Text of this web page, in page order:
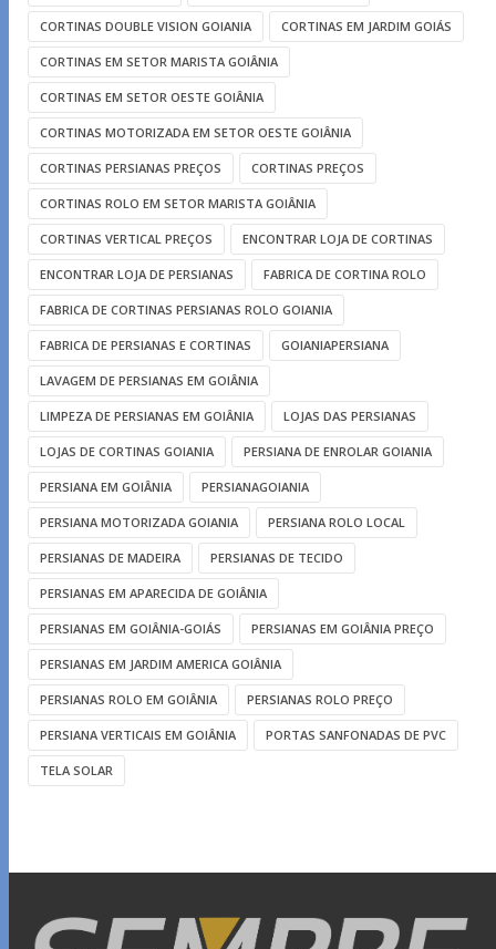
CORTINAS DOUBLE VISION GOIANIA CORTINAS EM JARDIM GOIÁS
CORTINAS EM SETOR MARISTA GOIÂNIA
CORTINAS EM SETOR OESTE GOIÂNIA
CORTINAS MOTORIZADA EM SETOR OESTE GOIÂNIA
CORTINAS PERSIANAS PREÇOS CORTINAS PREÇOS
CORTINAS ROLO EM SETOR MARISTA GOIÂNIA
CORTINAS VERTICAL PREÇOS ENCONTRAR LOJA DE CORTINAS
ENCONTRAR LOJA DE PERSIANAS FABRICA DE CORTINA ROLO
FABRICA DE CORTINAS PERSIANAS ROLO GOIANIA
FABRICA DE PERSIANAS E CORTINAS GOIANIAPERSIANA
LAVAGEM DE PERSIANAS EM GOIÂNIA
LIMPEZA DE PERSIANAS EM GOIÂNIA LOJAS DAS PERSIANAS
LOJAS DE CORTINAS GOIANIA PERSIANA DE ENROLAR GOIANIA
PERSIANA EM GOIÂNIA PERSIANAGOIANIA
PERSIANA MOTORIZADA GOIANIA PERSIANA ROLO LOCAL
PERSIANAS DE MADEIRA PERSIANAS DE TECIDO
PERSIANAS EM APARECIDA DE GOIÂNIA
PERSIANAS EM GOIÂNIA-GOIÁS PERSIANAS EM GOIÂNIA PREÇO
PERSIANAS EM JARDIM AMERICA GOIÂNIA
PERSIANAS ROLO EM GOIÂNIA PERSIANAS ROLO PREÇO
PERSIANA VERTICAIS EM GOIÂNIA PORTAS SANFONADAS DE PVC
TELA SOLAR